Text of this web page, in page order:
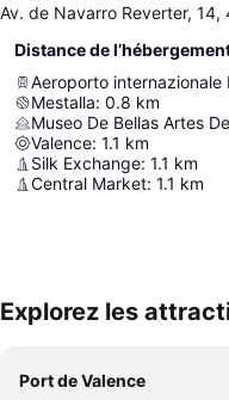
Av. de Navarro Reverter,
Distance de
Mestalla: 0.8 km
Museo De Bellas Artes
Valence: 1.1 km
Silk Exchange: 1.1 km
Central Market: 1.1 km
Explorez les
Port de Valence